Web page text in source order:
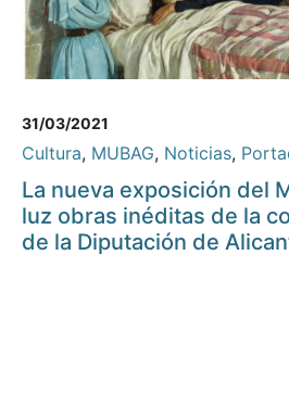
31/03/2021
Cultura, MUBAG, Noticias,
La nueva exposición del
luz obras inéditas de la
de la Diputación de